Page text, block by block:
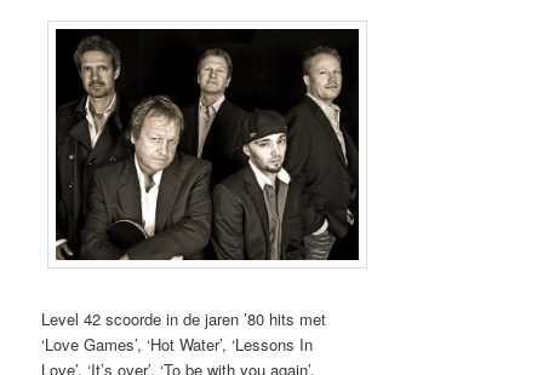
Level 42 scoorde in de jaren ’80 hits met
‘Love Games’, ‘Hot Water’, ‘Lessons In
Love’, ‘It’s over’, ‘To be with you again’,